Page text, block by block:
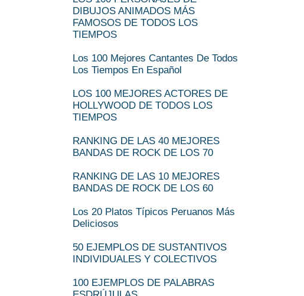
DIBUJOS ANIMADOS MÁS
FAMOSOS DE TODOS LOS
TIEMPOS
Los 100 Mejores Cantantes De Todos
Los Tiempos En Español
LOS 100 MEJORES ACTORES DE
HOLLYWOOD DE TODOS LOS
TIEMPOS
RANKING DE LAS 40 MEJORES
BANDAS DE ROCK DE LOS 70
RANKING DE LAS 10 MEJORES
BANDAS DE ROCK DE LOS 60
Los 20 Platos Típicos Peruanos Más
Deliciosos
50 EJEMPLOS DE SUSTANTIVOS
INDIVIDUALES Y COLECTIVOS
100 EJEMPLOS DE PALABRAS